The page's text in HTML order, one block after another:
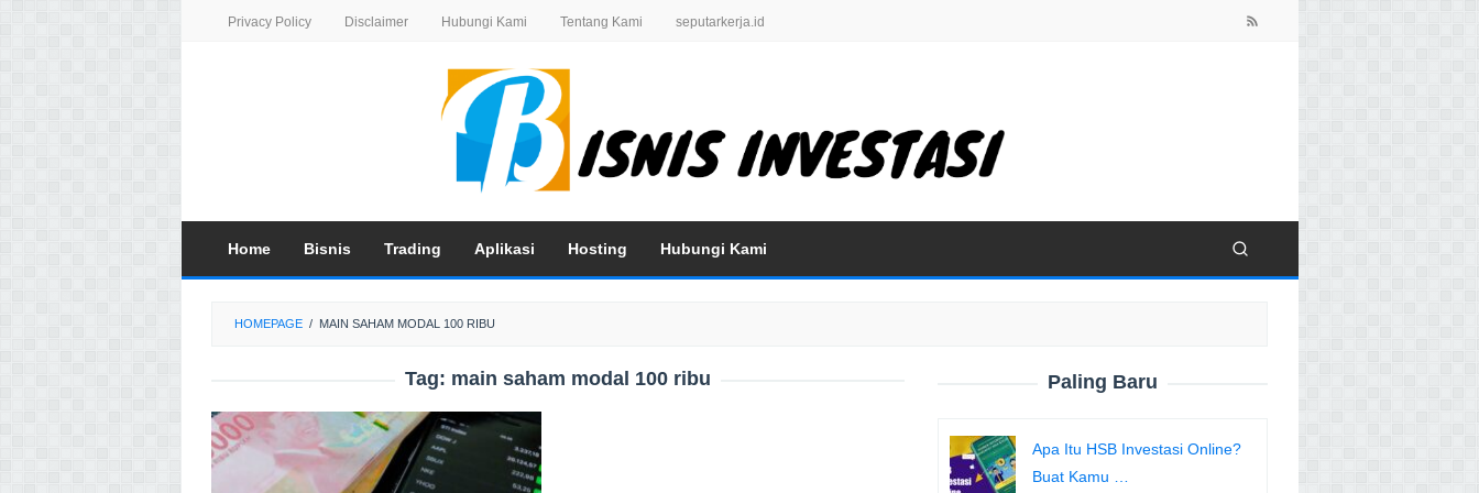
Privacy Policy Disclaimer Hubungi Kami Tentang Kami seputarkerja.id
Home Bisnis Trading Aplikasi Hosting Hubungi Kami
HOMEPAGE / MAIN SAHAM MODAL 100 RIBU
Tag: main saham modal 100 ribu Paling Baru
Apa Itu HSB Investasi Online?
Buat Kamu …